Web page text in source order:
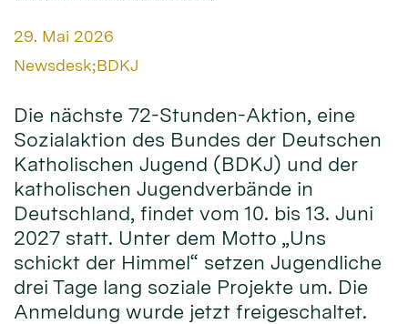
Datum:
29. Mai 2026
Von:
Newsdesk;BDKJ
Die nächste 72-Stunden-Aktion, eine
Sozialaktion des Bundes der Deutschen
Katholischen Jugend (BDKJ) und der
katholischen Jugendverbände in
Deutschland, findet vom 10. bis 13. Juni
2027 statt. Unter dem Motto „Uns
schickt der Himmel“ setzen Jugendliche
drei Tage lang soziale Projekte um. Die
Anmeldung wurde jetzt freigeschaltet.